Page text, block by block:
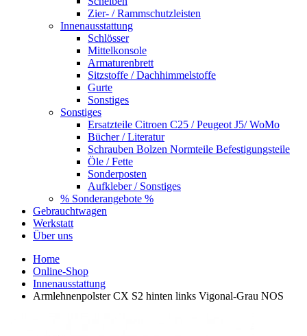
Zier- / Rammschutzleisten
Innenausstattung
Schlösser
Mittelkonsole
Armaturenbrett
Sitzstoffe / Dachhimmelstoffe
Gurte
Sonstiges
Sonstiges
Ersatzteile Citroen C25 / Peugeot J5/ WoMo
Bücher / Literatur
Schrauben Bolzen Normteile Befestigungsteile
Öle / Fette
Sonderposten
Aufkleber / Sonstiges
% Sonderangebote %
Gebrauchtwagen
Werkstatt
Über uns
Home
Online-Shop
Innenausstattung
Armlehnenpolster CX S2 hinten links Vigonal-Grau NOS